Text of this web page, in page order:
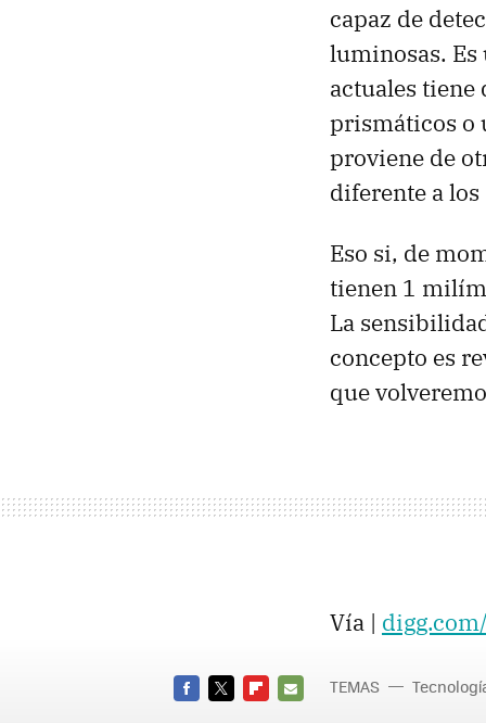
capaz de
luminosas.
actuales
prismáticos o
proviene de
diferente a
Eso si, de
tienen 1
La
concepto es
que
Vía |
TEMAS